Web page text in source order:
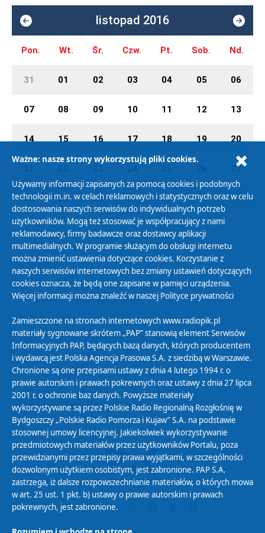
listopad 2016
Pon. Wt. Śr. Czw. Pt. Sob. Nd.
31 01 02 03 04 05 06
07 08 09 10 11 12 13
14 15 16 17 18 19 20
27
28 29 30 01 02 03 04
Polityka Prywatności
Zasady korzystania z Serwisu
Organizacje Pożytku Publicznego
Cyfryzacja DAB+
Polityka ochrony danych osobowych
Abonament
Zamówienia publiczne
Biuletyn Informacji Publicznej
Ważne: nasze strony wykorzystują pliki cookies.
Używamy informacji zapisanych za pomocą cookies i podobnych
technologii m.in. w celach reklamowych i statystycznych oraz w celu
dostosowania naszych serwisów do indywidualnych potrzeb
użytkowników. Mogą też stosować je współpracujący z nami
reklamodawcy, firmy badawcze oraz dostawcy aplikacji
multimedialnych. W programie służącym do obsługi internetu
można zmienić ustawienia dotyczące cookies. Korzystanie z
naszych serwisów internetowych bez zmiany ustawień dotyczących
cookies oznacza, że będą one zapisane w pamięci urządzenia.
Więcej informacji można znaleźć w naszej Polityce prywatności
Zamieszczone na stronach internetowych www.radiopik.pl
materiały sygnowane skrótem „PAP” stanowią element Serwisów
Informacyjnych PAP, będących bazą danych, których producentem
i wydawcą jest Polska Agencja Prasowa S.A. z siedzibą w Warszawie.
Chronione są one przepisami ustawy z dnia 4 lutego 1994 r. o
prawie autorskim i prawach pokrewnych oraz ustawy z dnia 27 lipca
2001 r. o ochronie baz danych. Powyższe materiały
wykorzystywane są przez Polskie Radio Regionalną Rozgłośnię w
Bydgoszczy „Polskie Radio Pomorza i Kujaw” S.A. na podstawie
stosownej umowy licencyjnej. Jakiekolwiek wykorzystywanie
przedmiotowych materiałów przez użytkowników Portalu, poza
przewidzianymi przez przepisy prawa wyjątkami, w szczególności
dozwolonym użytkiem osobistym, jest zabronione. PAP S.A.
zastrzega, iż dalsze rozpowszechnianie materiałów, o których mowa
w art. 25 ust. 1 pkt. b) ustawy o prawie autorskim i prawach
pokrewnych, jest zabronione.